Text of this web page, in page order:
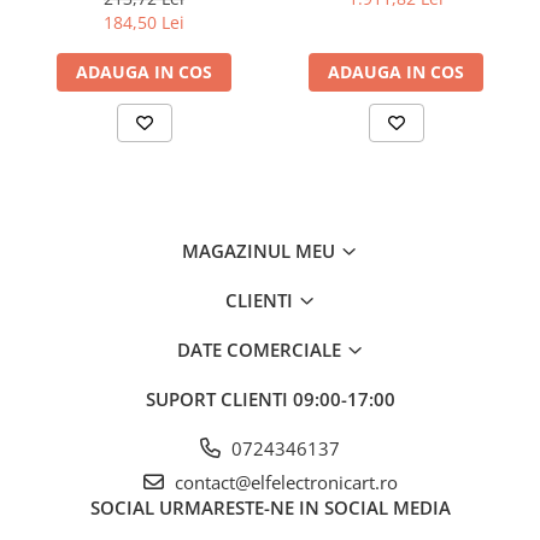
Stabilizare tensiune iesire
≤0,01%+ 5mV
Curent iesire
185x88x38mm
687.7 g
Ce conține pachetul?
Sursa, Cablu alimentare
analogic, cu buton
184,50 Lei
ADAUGA IN COS ADAUGA IN COS
MAGAZINUL MEU
CLIENTI
DATE COMERCIALE
SUPORT CLIENTI 09:00-17:00
0724346137
contact@elfelectronicart.ro
SOCIAL URMARESTE-NE IN SOCIAL MEDIA